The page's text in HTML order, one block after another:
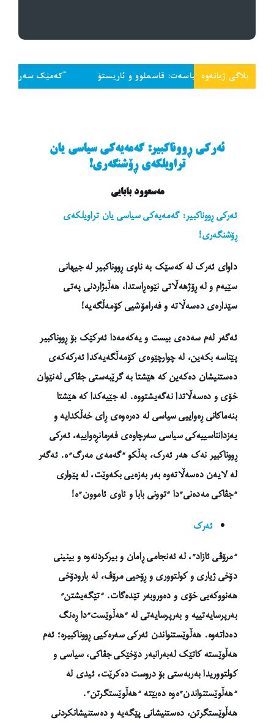
بلاگی ژیانەوە
سیاسەت: قاسملوو و ئاریستۆ “کەمێک سەر داخە و
ئەرکی ڕووناکبیر: گەمەیەکی سیاسی یان
تراویلکەی ڕۆشنگەری!
مەسعوود بابایی
ئەرکی ڕووناکبیر: گەمەیەکی سیاسی یان تراویلکەی
ڕۆشنگەری!
داوای ئەرک لە کەسێک بە ناوی ڕووناکبیر لە جیهانی
سێیەم و لە ڕۆژهەڵاتی نێوەڕاستدا، هەڵبژاردنی پەتی
سێدارەی دەسەڵاتە و فەرامۆشیی کۆمەڵگەیە!
ئەگەر لەم سەدەی بیست و یەکەمەدا ئەرکێک بۆ ڕووناکبیر
پێناسە بکەین، لە چوارچێوەی کۆمەڵگەیەکدا ئەرکەکەی
دەستنیشان دەکەین کە هێشتا بە گرێبەستی جڤاکی لەنێوان
خۆی و دەسەڵاتدا نەگەیشتووە. لە جێیەکدا کە هێشتا
بنەماکانی ڕەواییی سیاسی لە دەرەوەی ڕای خەڵکدایە و
یەزدانناسییەکی سیاسی سەرچاوەی فەرمانڕەواییە، ئەرکی
ڕووناکبیر نەک هەر ئەرک، بەڵکو “گەمەی مەرگ”ە. ئەگەر
لە لایەن دەسەڵاتەوە بەر بەزەیی بکەوێت، لە پێواری
“جڤاکی مەدەنی”دا “توونی بابا و ئاوی ئاموون”ە!
ئەرک
“مرۆڤی ئازاد”، لە ئەنجامی ڕامان و بیرکردنەوە و بینینی
دۆخی ژیاری و کولتووری و ڕۆحیی مرۆڤ، لە بارودۆخی
هەنووکەیی خۆی و دەوروبەر تێدەگات. “تێگەیشتن”
بەرپرسایەتییە و بەرپرسایەتی لە “هەڵوێست”دا ڕەنگ
دەداتەوە. هەڵوێستنواندن ئەرکی سەرەکیی ڕووناکبیرە؛ ئەم
هەڵوێستە کاتێک لەبەرانبەر دۆخێکی جڤاکی، سیاسی و
کولتووریدا بەربەستی بۆ دروست دەکرێت، ئیدی لە
“هەڵوێستنواندن”ەوە دەبێتە “هەڵوێستگرتن”.
هەڵوێستگرتن، دەستنیشانی پێگەیە و دەستنیشانکردنی